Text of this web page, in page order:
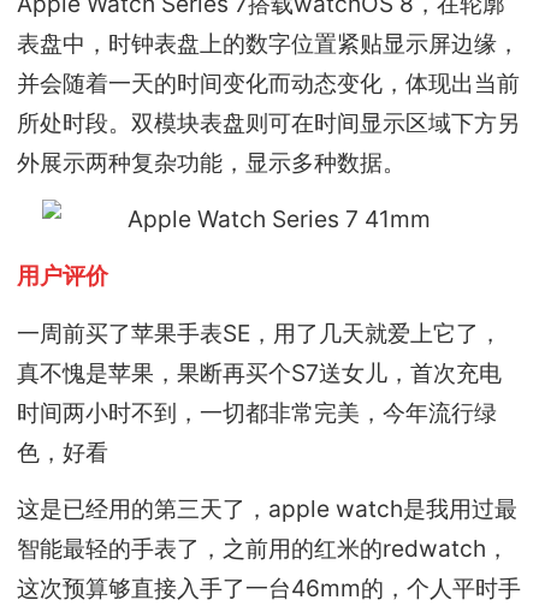
表盘中，时钟表盘上的数字位置紧贴显示屏边缘，
并会随着一天的时间变化而动态变化，体现出当前
所处时段。双模块表盘则可在时间显示区域下方另
外展示两种复杂功能，显示多种数据。
用户评价
一周前买了苹果手表SE，用了几天就爱上它了，
真不愧是苹果，果断再买个S7送女儿，首次充电
时间两小时不到，一切都非常完美，今年流行绿
色，好看
这是已经用的第三天了，apple watch是我用过最
智能最轻的手表了，之前用的红米的redwatch，
这次预算够直接入手了一台46mm的，个人平时手